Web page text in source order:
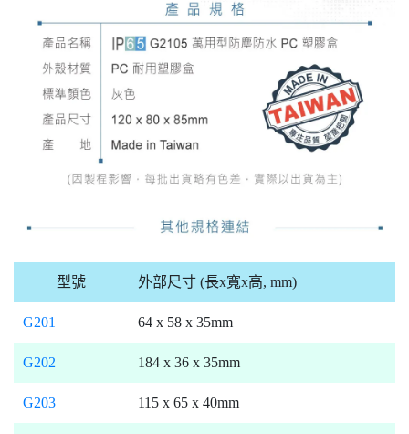
型號 外部尺寸 (長x寬x高, mm)
G201 64 x 58 x 35mm
G202 184 x 36 x 35mm
G203 115 x 65 x 40mm